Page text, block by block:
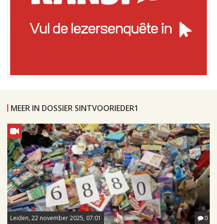
MEER IN DOSSIER SINTVOORIEDER1
Leiden, 22 november 2025, 07:01 0